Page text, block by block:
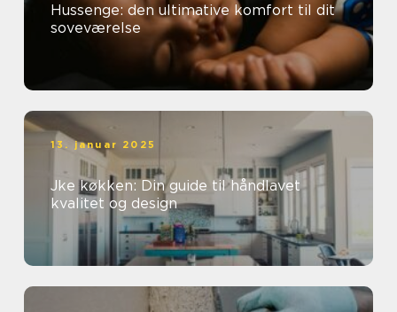
Hussenge: den ultimative komfort til dit
soveværelse
13. januar 2025
Jke køkken: Din guide til håndlavet
kvalitet og design